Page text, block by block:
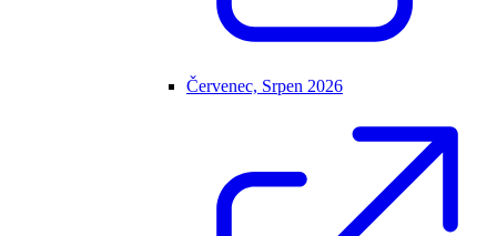
Červenec, Srpen 2026